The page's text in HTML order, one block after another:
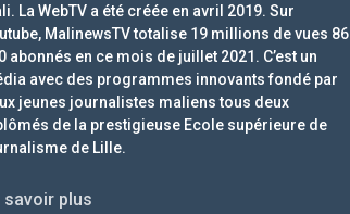
La WebTV a été créée en avril 2019. Sur
MalinewsTV totalise 19 millions de vues 86
abonnés en ce mois de juillet 2021. C’est un
avec des programmes innovants fondé par
jeunes journalistes maliens tous deux
de la prestigieuse Ecole supérieure de
de Lille.
savoir plus